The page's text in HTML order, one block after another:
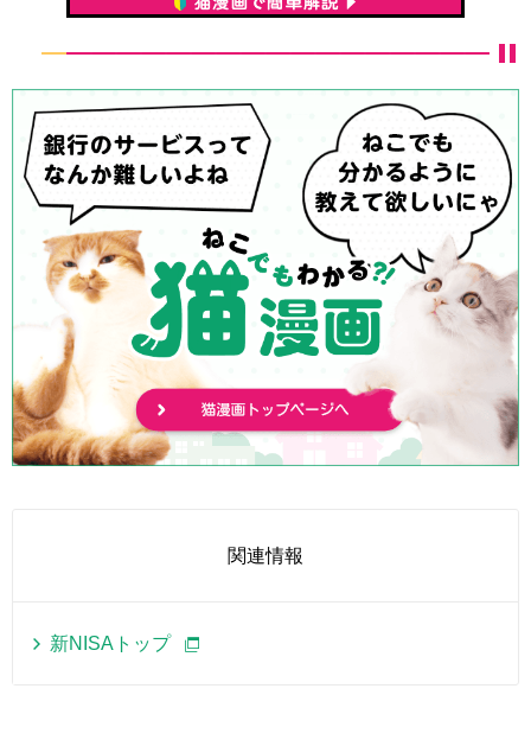
関連情報
新NISAトップ